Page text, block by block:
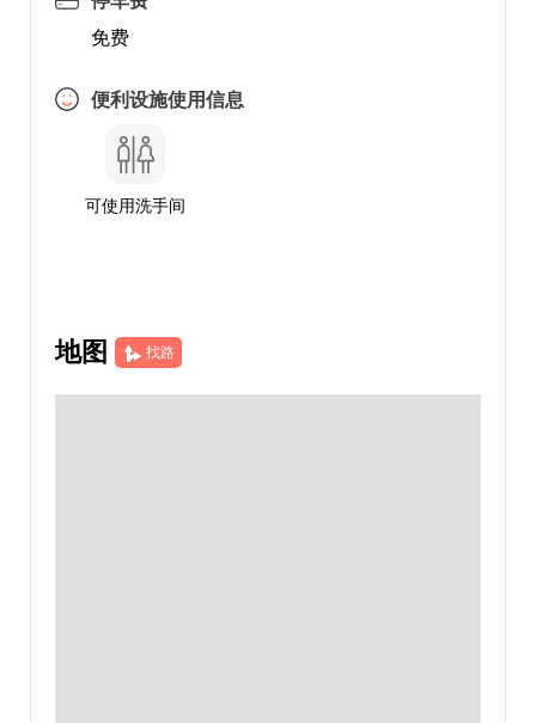
免费
便利设施使用信息
可使用洗手间
地图 找路